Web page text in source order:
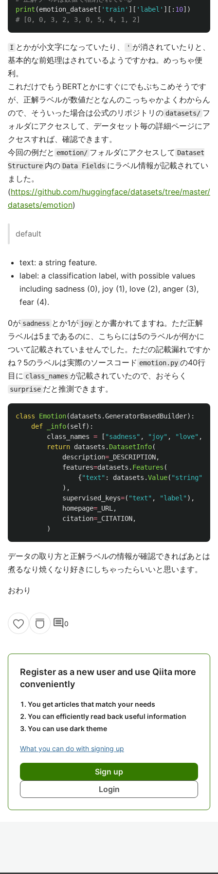
print (emotion_dataset [ ' train' ][ ' label ' ][: 10])
I とかが小文字になっていたり、 ' が消されていたりと、
基本的な前処理はされているようですかね。めっちゃ便
利。
これだけでもうBERTとかにすぐにでもぶちこめそうです
が、正解ラベルが数値だとなんのこっちゃかよくわからん
ので、そういった場合は公式のリポジトリの datasets/ フ
ォルダにアクセスして、データセット毎の詳細ページにア
クセスすれば、確認できます。
今回の例だと emotion/ フォルダにアクセスして Dataset
Structure 内の Data Fields にラベル情報が記載されてい
ました。
(https://github.com/huggingface/datasets/tree/master/
datasets/emotion)
default
text: a string feature.
label: a classification label, with possible values
including sadness (0), joy (1), love (2), anger (3),
fear (4).
0が sadness とか1が joy とか書かれてますね。ただ正解
ラベルは5まであるのに、こちらには5のラベルが何かに
ついて記載されていませんでした。ただの記載漏れですか
ね？5のラベルは実際のソースコード emotion.py の40行
目に class_names が記載されていたので、おそらく
surprise だと推測できます。
class Emotion(datasets .GeneratorBasedBuilder):
def
_info(self):
class_names = [ "sadness" , " joy" , "love" ,
return datasets . DatasetInfo(
description= _DESCRIPTION,
features=datasets . Features (
{"text" : datasets .Value( "string"
),
supervised_keys=( "text" , "label " ),
homepage= _URL ,
citation= _CITATION,
)
データの取り方と正解ラベルの情報が確認できればあとは
煮るなり焼くなり好きにしちゃったらいいと思います。
おわり
comment0
Register as a new user and use Qiita more
conveniently
You get articles that match your needs
You can efficiently read back useful information
You can use dark theme
What you can do with signing up
Sign up
Login